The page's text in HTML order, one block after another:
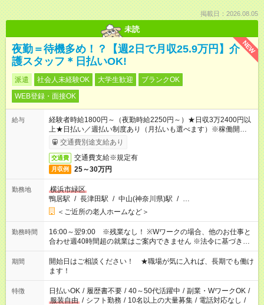
掲載日：2026.08.05
未読
NEW
夜勤＝待機多め！？【週2日で月収25.9万円】介
護スタッフ＊日払いOK!
派遣 社会人未経験OK 大学生歓迎
ブランクOK
WEB登録・面接OK
給与
経験者時給1800円～（夜勤時給2250円～）★日収3万2400円以
上★日払い／週払い制度あり（月払いも選べます）※稼働開始時
は手続き完了次第のお支払いとなります。
交通費別途支給あり
交通費 交通費支給※規定有
月収例 25～30万円
勤務地
横浜市緑区
鴨居駅 / 長津田駅 / 中山(神奈川県)駅 / …
＜ご近所の老人ホームなど＞
勤務時間
16:00～翌9:00 ※残業なし！ ※Wワークの場合、他のお仕事と
合わせ週40時間超の就業はご案内できません ※法令に基づき、
週20時間以上勤務は社会保険への加入対象となります ※労働者
派遣法（日雇い派遣の原則禁止）により、短時間・短期間の就
業はご案内が難しい場合があります
期間
開始日はご相談ください！ ★職場が気に入れば、長期でも働け
ます！
特徴 日払いOK / 履歴書不要 / 40～50代活躍中 / 副業・WワークOK /
服装自由 / シフト勤務 / 10名以上の大量募集 / 電話対応なし /